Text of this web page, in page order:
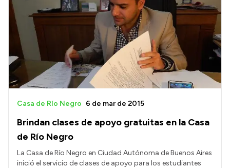
Brindan clases de apoyo gratuitas en la Casa
de Río Negro
Casa de Río Negro 6 de mar de 2015
La Casa de Río Negro en Ciudad Autónoma de Buenos Aires
inició el servicio de clases de apoyo para los estudiantes